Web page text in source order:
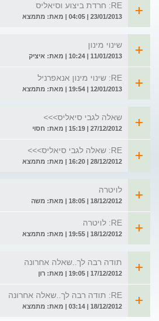
RE: חרדת ביצוע וסיאליס
23/01/2013 | 04:05 | מאת: מתמצא
שינוי מינון
11/01/2013 | 10:24 | מאת: איציק
RE: שינוי מינון אנאפרניל
12/01/2013 | 19:54 | מאת: מתמצא
שאלה לגבי סיאליס>>>
27/12/2012 | 15:19 | מאת: חסוי
RE: שאלה לגבי סיאליס>>>
28/12/2012 | 16:20 | מאת: מתמצא
לויטרה
18/12/2012 | 18:05 | מאת: משה
RE: לויטרה
18/12/2012 | 19:55 | מאת: מתמצא
תודה רבה לך..שאלה אחרונה
17/12/2012 | 19:05 | מאת: רון
RE: תודה רבה לך..שאלה אחרונה
18/12/2012 | 03:14 | מאת: מתמצא